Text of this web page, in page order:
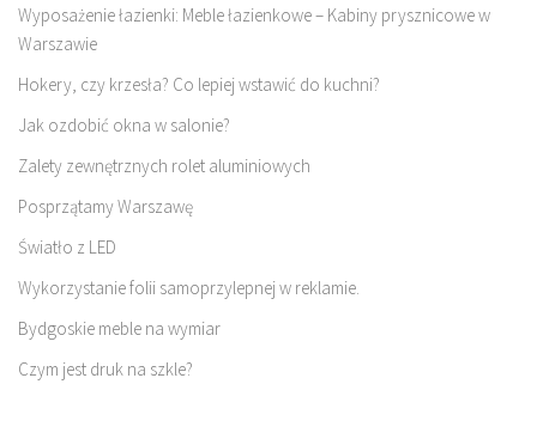
Wyposażenie łazienki: Meble łazienkowe – Kabiny prysznicowe w
Warszawie
Hokery, czy krzesła? Co lepiej wstawić do kuchni?
Jak ozdobić okna w salonie?
Zalety zewnętrznych rolet aluminiowych
Posprzątamy Warszawę
Światło z LED
Wykorzystanie folii samoprzylepnej w reklamie.
Bydgoskie meble na wymiar
Czym jest druk na szkle?